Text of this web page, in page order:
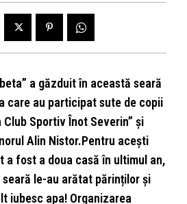
a găzduit în această seară
care au participat sute de copii
Sportiv Înot Severin” și
Alin Nistor.Pentru acești
a fost a doua casă în ultimul an,
le-au arătat părinților și
iubesc apa! Organizarea